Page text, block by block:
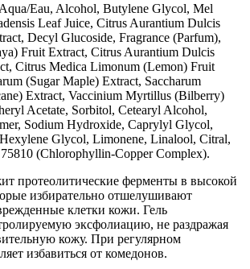
Eau, Alcohol, Butylene Glycol, Mel
Leaf Juice, Citrus Aurantium Dulcis
Decyl Glucoside, Fragrance (Parfum),
Fruit Extract, Citrus Aurantium Dulcis
Citrus Medica Limonum (Lemon) Fruit
(Sugar Maple) Extract, Saccharum
Extract, Vaccinium Myrtillus (Bilberry)
Acetate, Sorbitol, Cetearyl Alcohol,
Sodium Hydroxide, Caprylyl Glycol,
Glycol, Limonene, Linalool, Citral,
(Chlorophyllin-Copper Complex).
протеолитические ферменты в высокой
избирательно отшелушивают
клетки кожи. Гель
эксфолиацию, не раздражая
кожу. При регулярном
избавиться от комедонов.